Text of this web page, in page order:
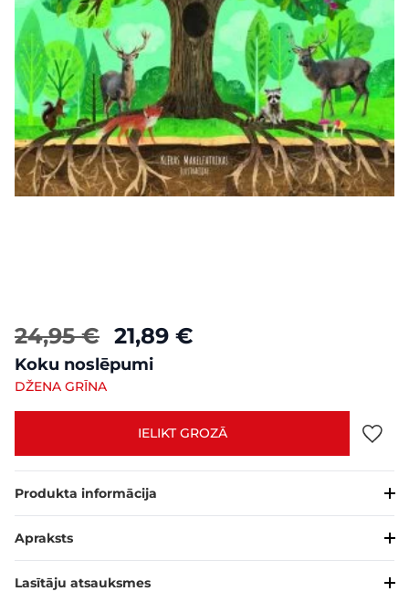
24,95 € 21,89 €
Koku noslēpumi
DŽENA GRĪNA
IELIKT GROZĀ
Produkta informācija
Apraksts
Lasītāju atsauksmes